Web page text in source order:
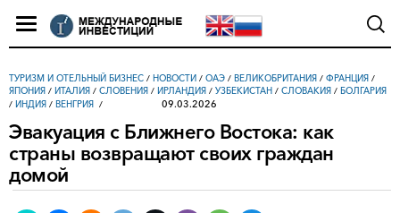
ТУРИЗМ И ОТЕЛЬНЫЙ БИЗНЕС / НОВОСТИ / ОАЭ / ВЕЛИКОБРИТАНИЯ / ФРАНЦИЯ /
ЯПОНИЯ / ИТАЛИЯ / СЛОВЕНИЯ / ИРЛАНДИЯ / УЗБЕКИСТАН / СЛОВАКИЯ / БОЛГАРИЯ
/ ИНДИЯ / ВЕНГРИЯ 09.03.2026
Эвакуация с Ближнего Востока: как
страны возвращают своих граждан
домой